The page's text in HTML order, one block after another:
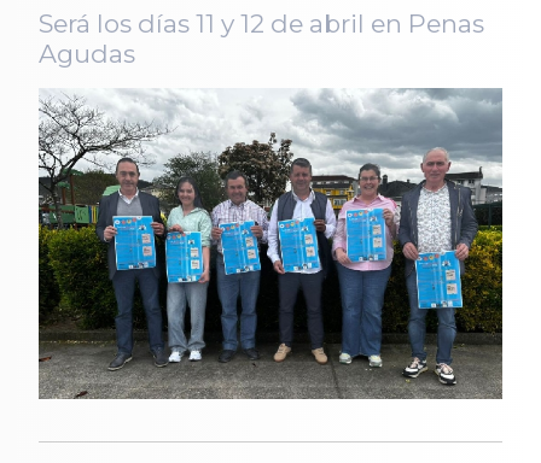
Será los días 11 y 12 de abril en Penas
Agudas